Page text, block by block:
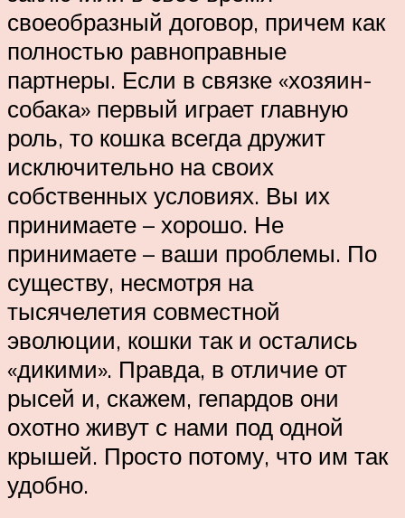
своеобразный договор, причем как
полностью равноправные
партнеры. Если в связке «хозяин-
собака» первый играет главную
роль, то кошка всегда дружит
исключительно на своих
собственных условиях. Вы их
принимаете – хорошо. Не
принимаете – ваши проблемы. По
существу, несмотря на
тысячелетия совместной
эволюции, кошки так и остались
«дикими». Правда, в отличие от
рысей и, скажем, гепардов они
охотно живут с нами под одной
крышей. Просто потому, что им так
удобно.